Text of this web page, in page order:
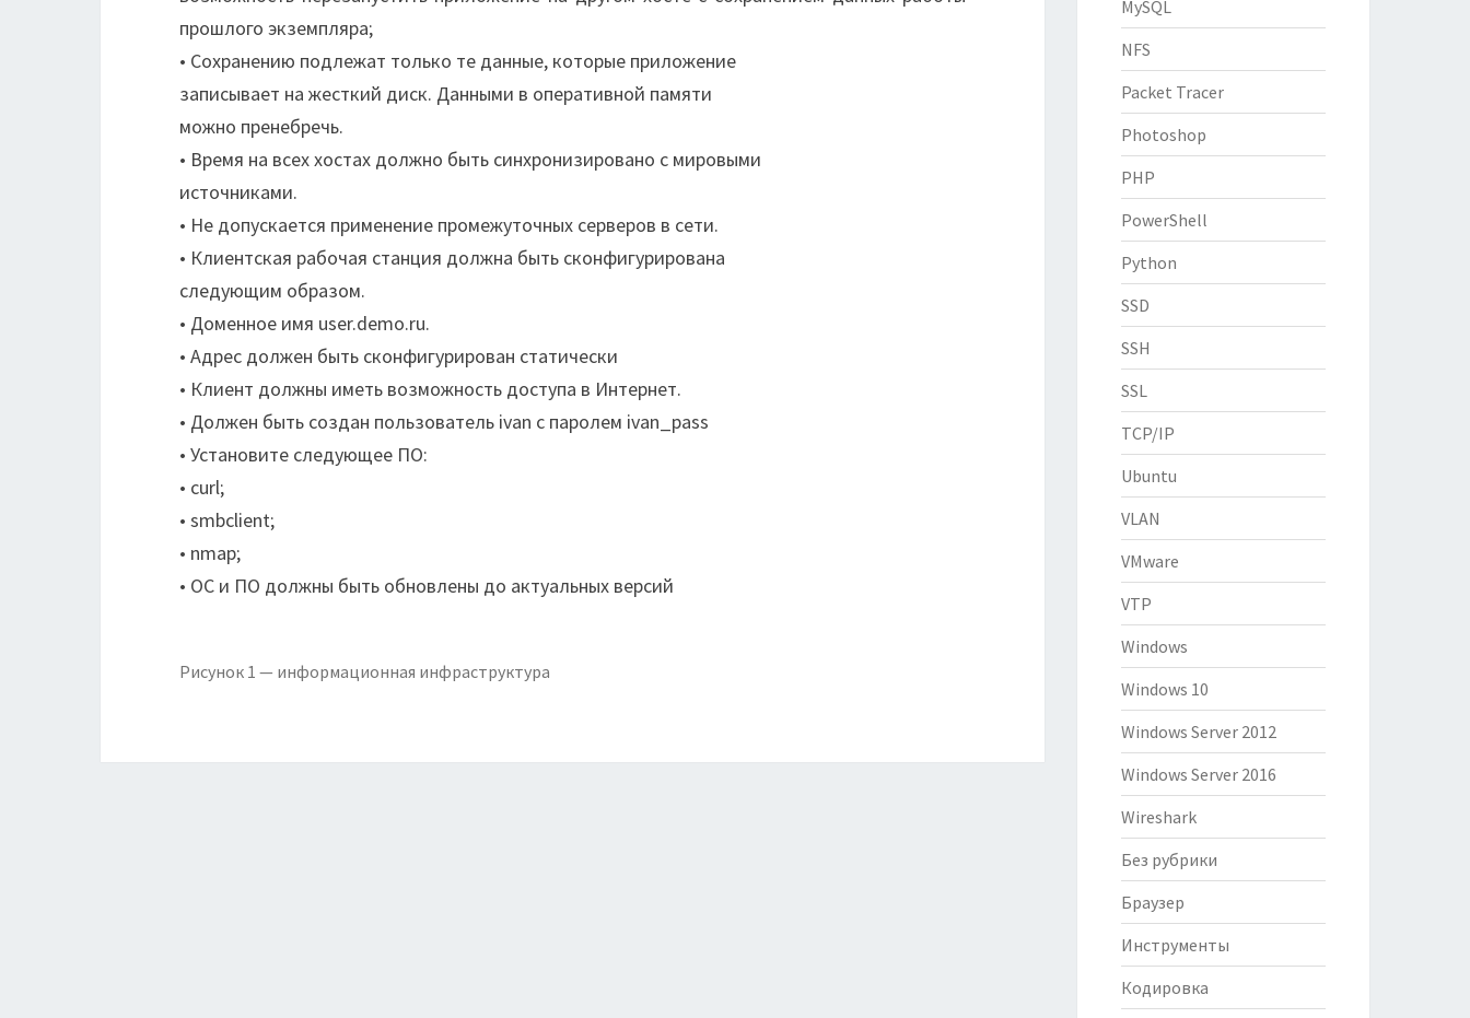
прошлого экземпляра;
• Сохранению подлежат только те данные, которые приложение
записывает на жесткий диск. Данными в оперативной памяти
можно пренебречь.
• Время на всех хостах должно быть синхронизировано с мировыми
источниками.
• Не допускается применение промежуточных серверов в сети.
• Клиентская рабочая станция должна быть сконфигурирована
следующим образом.
• Доменное имя user.demo.ru.
• Адрес должен быть сконфигурирован статически
• Клиент должны иметь возможность доступа в Интернет.
• Должен быть создан пользователь ivan с паролем ivan_pass
• Установите следующее ПО:
• curl;
• smbclient;
• nmap;
• ОС и ПО должны быть обновлены до актуальных версий
Рисунок 1 — информационная инфраструктура
MySQL
NFS
Packet Tracer
Photoshop
PHP
PowerShell
Python
SSD
SSH
SSL
TCP/IP
Ubuntu
VLAN
VMware
VTP
Windows
Windows 10
Windows Server 2012
Windows Server 2016
Wireshark
Без рубрики
Браузер
Инструменты
Кодировка